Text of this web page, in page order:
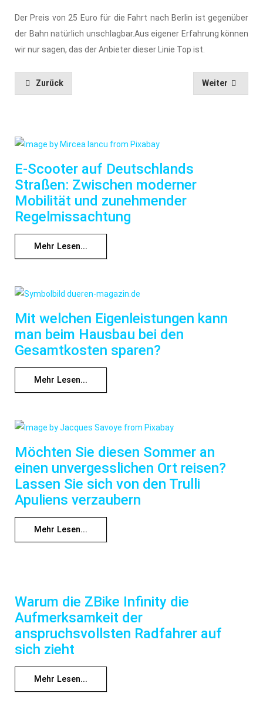
Der Preis von 25 Euro für die Fahrt nach Berlin ist gegenüber
der Bahn natürlich unschlagbar.Aus eigener Erfahrung können
wir nur sagen, das der Anbieter dieser Linie Top ist.
Zurück Weiter
E-Scooter auf Deutschlands
Straßen: Zwischen moderner
Mobilität und zunehmender
Regelmissachtung
Mehr Lesen...
Mit welchen Eigenleistungen kann
man beim Hausbau bei den
Gesamtkosten sparen?
Mehr Lesen...
Möchten Sie diesen Sommer an
einen unvergesslichen Ort reisen?
Lassen Sie sich von den Trulli
Apuliens verzaubern
Mehr Lesen...
Warum die ZBike Infinity die
Aufmerksamkeit der
anspruchsvollsten Radfahrer auf
sich zieht
Mehr Lesen...